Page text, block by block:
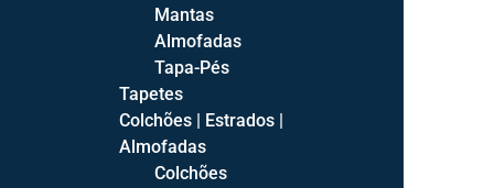
34
26
Secretárias
Hall Entrada
Mantas
Almofadas
Tapa-Pés
Tapetes
Colchões | Estrados |
Almofadas
Colchões